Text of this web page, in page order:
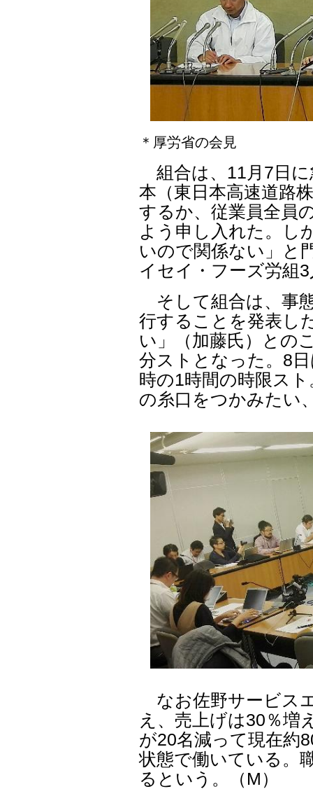
＊厚労省の会見
組合は、11月7日に
本（東日本高速道路
するか、従業員全員
よう申し入れた。し
いので関係ない」と
イセイ・フーズ労組
そして組合は、事
行することを発表し
い」（加藤氏）との
分ストとなった。8
時の1時間の時限ス
の糸口をつかみたい
なお佐野サービス
え、売上げは30％増
が20名減って現在約
状態で働いている。
るという。（M）